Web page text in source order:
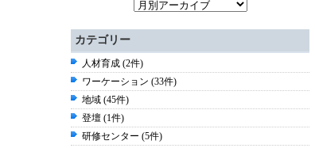
カテゴリー
人材育成 (2件)
ワーケーション (33件)
地域 (45件)
登壇 (1件)
研修センター (5件)